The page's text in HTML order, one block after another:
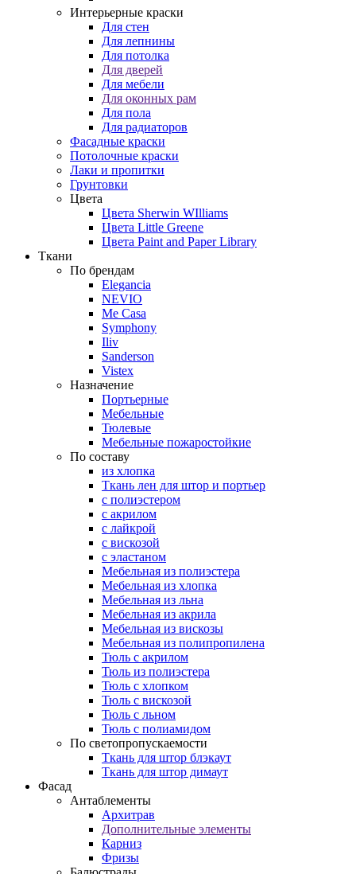
Интерьерные краски
Для стен
Для лепнины
Для потолка
Для дверей
Для мебели
Для оконных рам
Для пола
Для радиаторов
Фасадные краски
Потолочные краски
Лаки и пропитки
Грунтовки
Цвета
Цвета Sherwin WIlliams
Цвета Little Greene
Цвета Paint and Paper Library
Ткани
По брендам
Elegancia
NEVIO
Me Casa
Symphony
Iliv
Sanderson
Vistex
Назначение
Портьерные
Мебельные
Тюлевые
Мебельные пожаростойкие
По составу
из хлопка
Ткань лен для штор и портьер
с полиэстером
с акрилом
с лайкрой
с вискозой
с эластаном
Мебельная из полиэстера
Мебельная из хлопка
Мебельная из льна
Мебельная из акрила
Мебельная из вискозы
Мебельная из полипропилена
Тюль с акрилом
Тюль из полиэстера
Тюль с хлопком
Тюль с вискозой
Тюль с льном
Тюль с полиамидом
По светопропускаемости
Ткань для штор блэкаут
Ткань для штор димаут
Фасад
Антаблементы
Архитрав
Дополнительные элементы
Карниз
Фризы